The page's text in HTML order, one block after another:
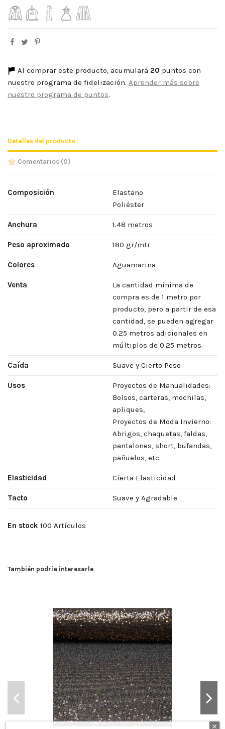
Al comprar este producto, acumulará 20 puntos con
nuestro programa de fidelización. Aprender más sobre
nuestro programa de puntos.
Detalles del producto
Comentarios (0)
Composición
Elastano
Poliéster
Anchura 1.48 metros
Peso aproximado 180 gr/mtr
Colores Aguamarina
Venta
La cantidad mínima de
compra es de 1 metro por
producto, pero a partir de esa
cantidad, se pueden agregar
0.25 metros adicionales en
múltiplos de 0.25 metros.
Caída Suave y Cierto Peso
Usos
Proyectos de Manualidades:
Bolsos, carteras, mochilas,
apliques,
Proyectos de Moda Invierno:
Abrigos, chaquetas, faldas,
pantalones, short, bufandas,
pañuelos, etc.
Elasticidad Cierta Elasticidad
Tacto Suave y Agradable
En stock 100 Artículos
También podría interesarle